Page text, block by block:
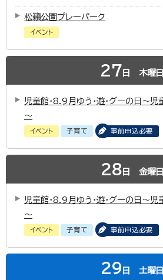
松籟公園プレーパーク
イベント
27 日 木曜日
児童館・8.9月ゆう・遊・グーの日～
～
イベント 子育て 事前申込必要
28日 金曜日
児童館・8.9月ゆう・遊・グーの日～
～
イベント 子育て 事前申込必要
29 日 土曜日